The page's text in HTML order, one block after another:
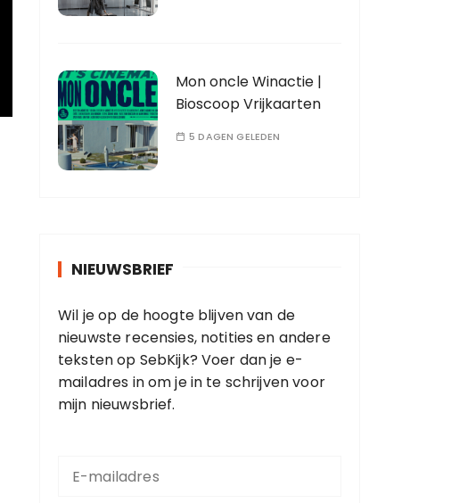
Mon oncle Winactie |
Bioscoop Vrijkaarten
5 DAGEN GELEDEN
NIEUWSBRIEF
Wil je op de hoogte blijven van de
nieuwste recensies, notities en andere
teksten op SebKijk? Voer dan je e-
mailadres in om je in te schrijven voor
mijn nieuwsbrief.